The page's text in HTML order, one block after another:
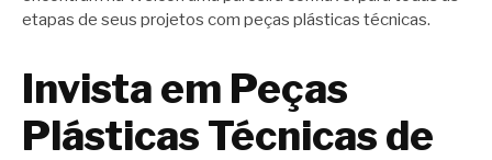
etapas de seus projetos com peças plásticas técnicas.
Invista em Peças
Plásticas Técnicas de